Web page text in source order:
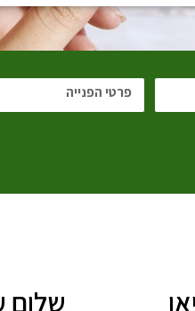
שלום